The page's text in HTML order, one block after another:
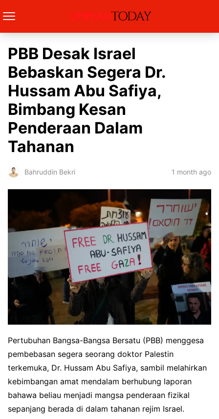
PBB Desak Israel
Bebaskan Segera Dr.
Hussam Abu Safiya,
Bimbang Kesan
Penderaan Dalam
Tahanan
Bahruddin Bekri 1 month ago
Pertubuhan Bangsa-Bangsa Bersatu (PBB) menggesa
pembebasan segera seorang doktor Palestin
terkemuka, Dr. Hussam Abu Safiya, sambil melahirkan
kebimbangan amat mendalam berhubung laporan
bahawa beliau menjadi mangsa penderaan fizikal
sepanjang berada di dalam tahanan rejim Israel.